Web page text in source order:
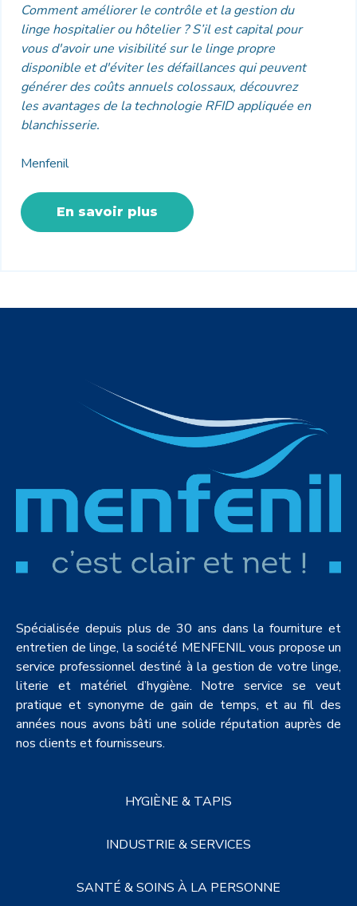
Comment améliorer le contrôle et la gestion du
linge hospitalier ou hôtelier ?S’il est capital pour
vous d'avoir une visibilité sur le linge propre
disponible et d'éviter les défaillances qui peuvent
générer des coûts annuels colossaux, découvrez
les avantages de la technologie RFID appliquée en
blanchisserie.
Menfenil
En savoir plus
Spécialisée depuis plus de 30 ans dans la fourniture et
entretien de linge, la société MENFENIL vous propose un
service professionnel destiné à la gestion de votre linge,
literie et matériel d’hygiène. Notre service se veut
pratique et synonyme de gain de temps, et au fil des
années nous avons bâti une solide réputation auprès de
nos clients et fournisseurs.
HYGIÈNE & TAPIS
INDUSTRIE & SERVICES
SANTÉ & SOINS À LA PERSONNE